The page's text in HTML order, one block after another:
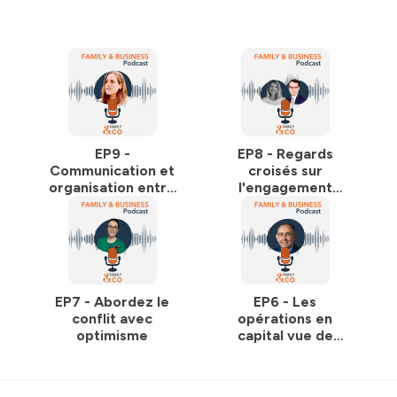
se passe.
Hébergé par Ausha. Visitez
ausha.co/politique-de-
confidentialitepour plus d'informations.
EP9 -
Communication et
organisation entre
les actionnaires
familiaux avec Sofia
Vollmer
EP8 - Regards
croisés sur
l'engagement
actionnarial dans
l'entreprise
familiale
EP7 - Abordez le
conflit avec
optimisme
EP6 - Les
opérations en
capital vue de